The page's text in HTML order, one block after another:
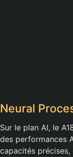
Neural
Sur le plan AI, le
des performances
capacités